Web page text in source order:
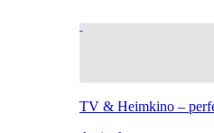
TV & Heimkino –